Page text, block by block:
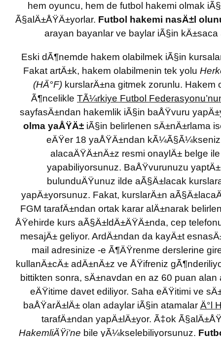
hem oyuncu, hem de futbol hakemi olmak
Ã§alÄ±ÅŸÄ±yorlar. Futbol hakemi nasÄ±l
arayan bayanlar ve baylar iÃ§in kÄ±saca
Eski dÃ¶nemde hakem olabilmek iÃ§in
Fakat artÄ±k, hakem olabilmenin tek yolu
(HÄ°F)kurslarÄ±na gitmek zorunlu. Hakem
Ã¶ncelikle TÃ¼rkiye Futbol
sayfasÄ±ndan hakemlik iÃ§in baÅŸvuru
olma yaÅŸÄ±iÃ§in belirlenen sÄ±nÄ±rlama
eÄŸer 18 yaÅŸÄ±ndan
alacaÄŸÄ±nÄ±z resmi onaylÄ± belge
yapabiliyorsunuz. BaÅŸvurunuzu
bulunduÄŸunuz ilde aÃ§Ä±lacak
yapÄ±yorsunuz. Fakat, kurslarÄ±n
FGM tarafÄ±ndan ortak karar alÄ±narak
ÅŸehirde kurs aÃ§Ä±ldÄ±ÄŸÄ±nda, cep
mesajÄ± geliyor. ArdÄ±ndan da kayÄ±t
mail adresinize -e Ã¶ÄŸrenme derslerine
kullanÄ±cÄ± adÄ±nÄ±z ve ÅŸifreniz
bittikten sonra, sÄ±navdan en az 60 puan alan
eÄŸitime davet ediliyor. Saha eÄŸitimi ve
baÅŸarÄ±lÄ± olan adaylar iÃ§in atamalar Ä°l
tarafÄ±ndan yapÄ±lÄ±yor. Ã‡ok
HakemliÄŸi’ne bile yÃ¼kselebiliyorsunuz.